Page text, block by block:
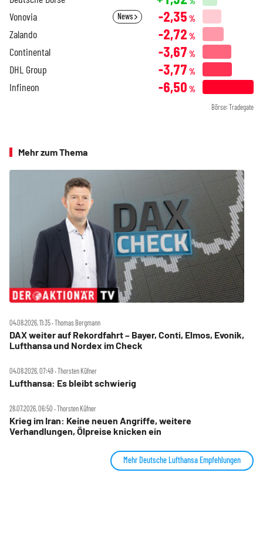
Vonovia News -2,35 %
Zalando -2,72 %
Continental -3,67 %
DHL Group -3,77 %
Infineon -6,50 %
Börse: Tradegate
Mehr zum Thema
04.08.2026, 11:35 ‧ Thomas Bergmann
DAX weiter auf Rekordfahrt – Bayer, Conti, Elmos, Evonik,
Lufthansa und Nordex im Check
04.08.2026, 07:49 ‧ Thorsten Küfner
Lufthansa: Es bleibt schwierig
28.07.2026, 06:50 ‧ Thorsten Küfner
Krieg im Iran: Keine neuen Angriffe, weitere
Verhandlungen, Ölpreise knicken ein
Mehr Deutsche Lufthansa Empfehlungen